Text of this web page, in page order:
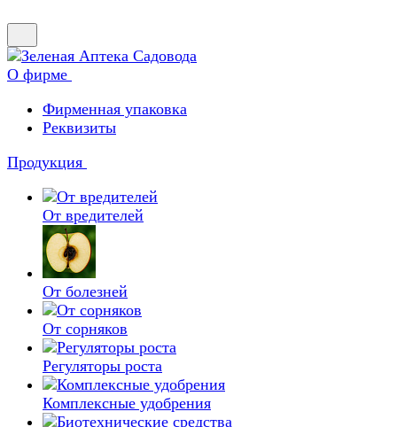
О фирме
Фирменная упаковка
Реквизиты
Продукция
От вредителей
От болезней
От сорняков
Регуляторы роста
Комплексные удобрения